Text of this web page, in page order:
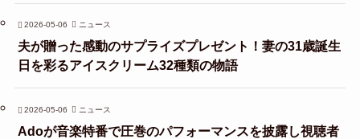
2026-05-06 ニュース
夫が贈った感動のサプライズプレゼント！妻の31歳誕生
日を彩るアイスクリーム32種類の物語
2026-05-06 ニュース
Adoが音楽特番で圧巻のパフォーマンスを披露し視聴者